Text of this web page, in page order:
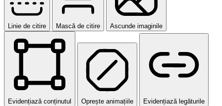
Linie de citire Mască de citire Ascunde imaginile
Evidențiază conținutul Oprește animațiile Evidențiază legăturile